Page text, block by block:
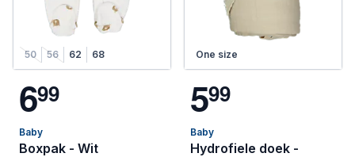
50 56 62 68
699
Baby
Boxpak - Wit
One size
599
Baby
Hydrofiele doek -